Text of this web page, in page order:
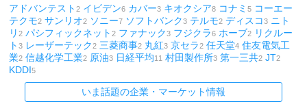
アドバンテスト 2 イビデン6 カバー3 キオクシア8 コナミ 5 コーエー
テクモ2 サンリオ2 ソニー7 ソフトバンク3 テルモ2 ディスコ3 ニト
リ 2 パシフィックネット 2 ファナック3 フジクラ6 ホーブ2 リクルー
ト 3 レーザーテック2 三菱商事2 丸紅3 京セラ2 任天堂4 住友電気工
業2 信越化学工業2 原油3 日経平均11 村田製作所3 第一三共2 JT2
KDDI5
いま話題の企業・マーケット情報